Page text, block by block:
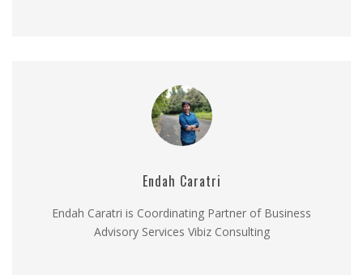
Endah Caratri
Endah Caratri is Coordinating Partner of Business
Advisory Services Vibiz Consulting